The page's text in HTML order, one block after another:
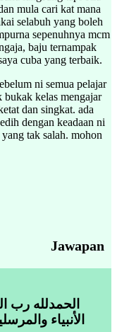
mula cari kat mana
selabuh yang boleh
sepenuhnya mcm
baju ternampak
cuba yang terbaik.
ni semua pelajar
bukak kelas mengajar
dan singkat. ada
dengan keadaan ni
tak salah. mohon
Jawapan
الحمدلله رب
الأنبياء